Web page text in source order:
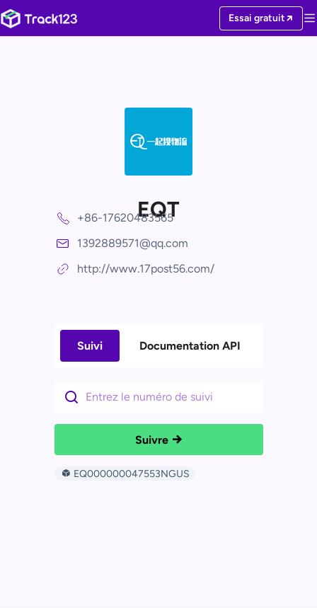
Essai gratuit
EQT
+86-17620483565
1392889571@qq.com
http://www.17post56.com/
Suivi Documentation API
Suivre
EQ000000047553NGUS